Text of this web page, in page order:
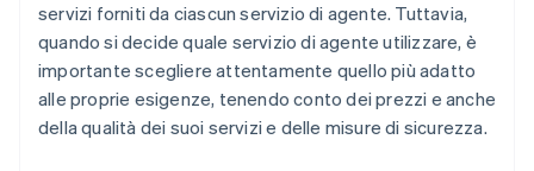
servizi forniti da ciascun servizio di agente. Tuttavia,
quando si decide quale servizio di agente utilizzare, è
importante scegliere attentamente quello più adatto
alle proprie esigenze, tenendo conto dei prezzi e anche
della qualità dei suoi servizi e delle misure di sicurezza.